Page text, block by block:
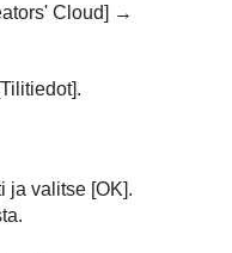
Cloud] →
.
ja valitse [OK].